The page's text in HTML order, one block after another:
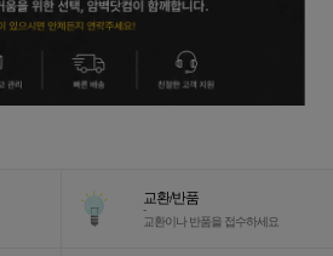
교환/반품
-
교환이나 반품을 접수하세요